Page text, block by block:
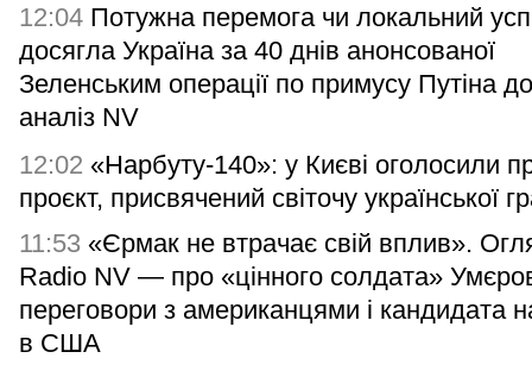
12:04 Потужна перемога чи локальний
досягла Україна за 40 днів анонсованої
Зеленським операції по примусу Путіна
аналіз NV
12:02 «Нарбуту-140»: у Києві оголосили
проєкт, присвячений світочу української
11:53 «Єрмак не втрачає свій вплив».
Radio NV — про «цінного солдата»
переговори з американцями і кандидата
в США